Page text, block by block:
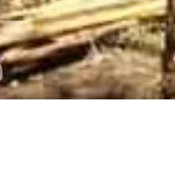
Google Sites Report abuse